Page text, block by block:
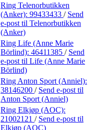
Ring Telenorbutikken
(Anker): 99433433 / Send
e-post til Telenorbutikken
(Anker)
Ring Life (Anne Marie
Börlind): 46411385 / Send
e-post til Life (Anne Marie
Börlind)
Ring Anton Sport (Anniel):
38146200 / Send e-post til
Anton Sport (Anniel)
Ring Elkjøp (AOC):
21002121 / Send e-post til
Elkjøp (AOC)